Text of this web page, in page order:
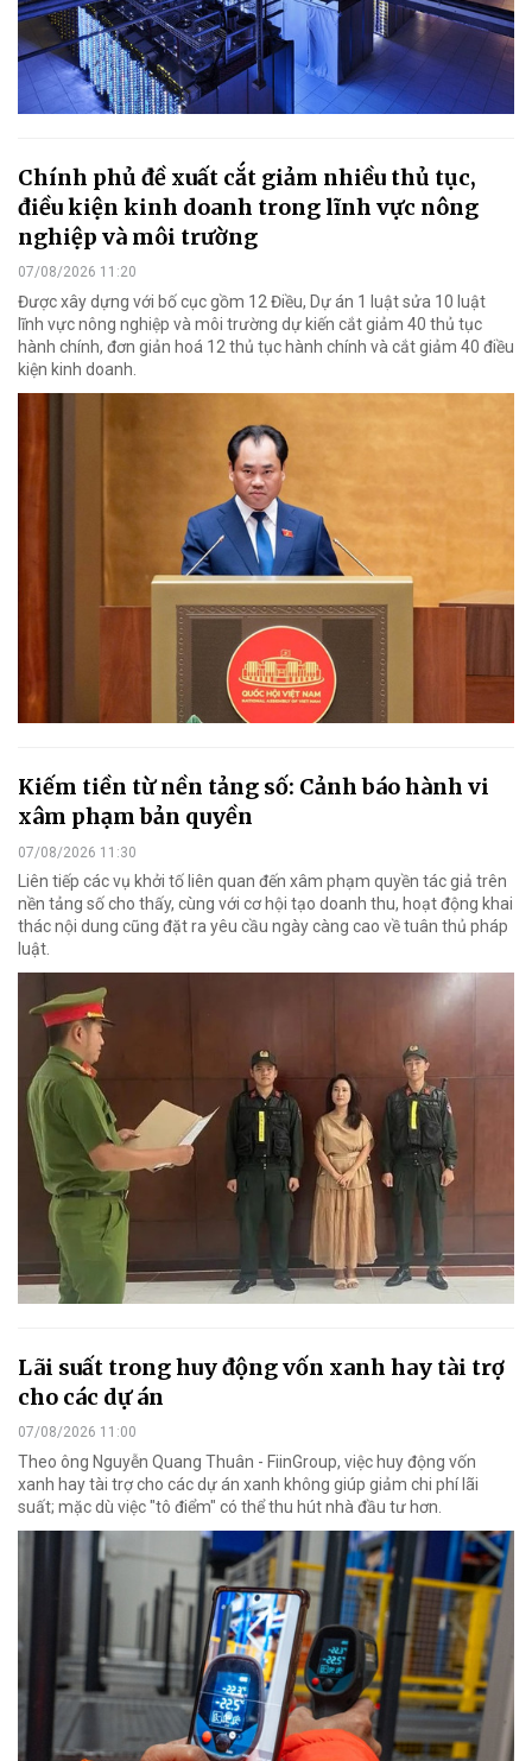
Chính phủ đề xuất cắt giảm nhiều thủ tục,
điều kiện kinh doanh trong lĩnh vực nông
nghiệp và môi trường
07/08/2026 11:20
Được xây dựng với bố cục gồm 12 Điều, Dự án 1 luật sửa 10 luật
lĩnh vực nông nghiệp và môi trường dự kiến cắt giảm 40 thủ tục
hành chính, đơn giản hoá 12 thủ tục hành chính và cắt giảm 40 điều
kiện kinh doanh.
Kiếm tiền từ nền tảng số: Cảnh báo hành vi
xâm phạm bản quyền
07/08/2026 11:30
Liên tiếp các vụ khởi tố liên quan đến xâm phạm quyền tác giả trên
nền tảng số cho thấy, cùng với cơ hội tạo doanh thu, hoạt động khai
thác nội dung cũng đặt ra yêu cầu ngày càng cao về tuân thủ pháp
luật.
Lãi suất trong huy động vốn xanh hay tài trợ
cho các dự án
07/08/2026 11:00
Theo ông Nguyễn Quang Thuân - FiinGroup, việc huy động vốn
xanh hay tài trợ cho các dự án xanh không giúp giảm chi phí lãi
suất; mặc dù việc "tô điểm" có thể thu hút nhà đầu tư hơn.